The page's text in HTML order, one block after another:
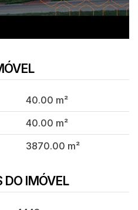
40.00 m²
40.00 m²
3870.00 m²
DO IMÓVEL